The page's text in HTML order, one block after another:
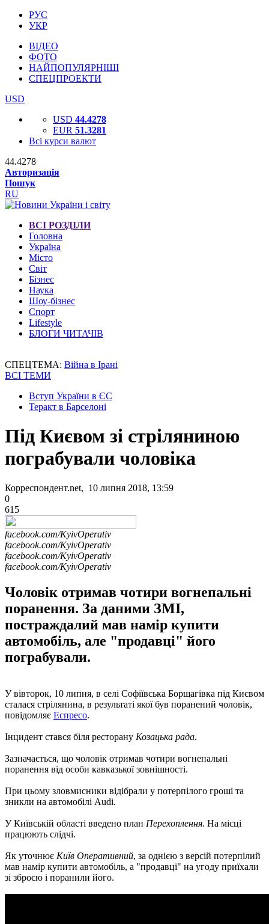
РУС
УКР
ВІДЕО
ФОТО
НАЙПОПУЛЯРНІШІ
СПЕЦПРОЕКТИ
USD
USD 44.4278
EUR 51.3281
Всі курси валют
44.4278
Авторизація
Пошук
RU
ВСІ РОЗДІЛИ
Головна
Україна
Місто
Світ
Бізнес
Наука
Шоу-бізнес
Спорт
Lifestyle
БЛОГИ ЧИТАЧІВ
СПЕЦТЕМА: Війна в Ірані
ВСІ ТЕМИ
Вступ України в ЄС
Теракт в Барселоні
Під Києвом зі стріляниною
пограбували чоловіка
Корреспондент.net, 10 липня 2018, 13:59
0
615
facebook.com/KyivOperativ
facebook.com/KyivOperativ
facebook.com/KyivOperativ
facebook.com/KyivOperativ
Чоловік отримав чотири вогнепальні
поранення. За даними ЗМІ,
постраждалий мав намір купити
автомобіль, але "продавці" його
пограбували.
У вівторок, 10 липня, в селі Софіївська Борщагівка під Києвом
сталася стрілянина, в результаті якої був поранений чоловік,
повідомляє Еспресо.
Інцидент стався біля ресторану Козацька рада.
Зазначається, що чоловік отримав чотири вогнепальні
поранення від особи кавказької зовнішності.
При цьому зловмисники відібрали у потерпілого гроші та
зникли на автомобілі Audi.
У Київській області введено план Перехоплення. На місці
працюють слідчі.
Як уточнює Київ Оперативний, за однією з версій потерпілий
мав намір купити автомобіль, а "продавці" на угоду приїхали
зі зброєю і поранили його.